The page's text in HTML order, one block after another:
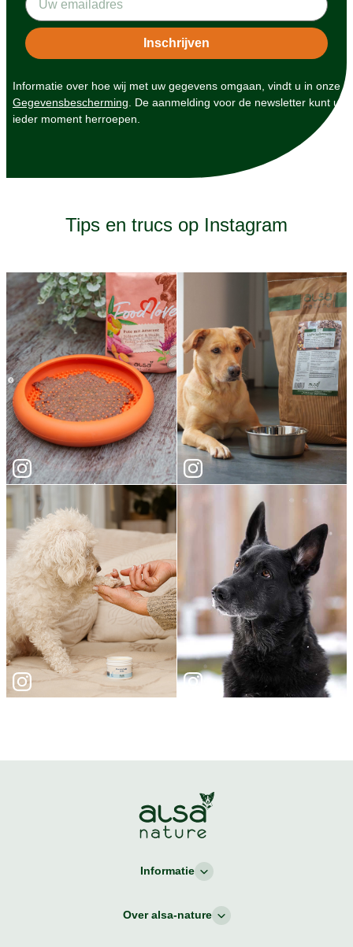
Informatie over hoe wij met uw gegevens omgaan, vindt u in onze
Gegevensbescherming . De aanmelding voor de newsletter kunt u
ieder moment herroepen.
Tips en trucs op Instagram
Informatie
Over alsa-nature